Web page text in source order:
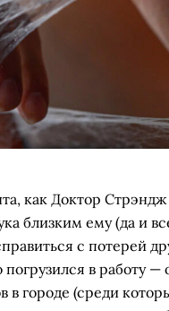
как Доктор
близким ему (да и
с потерей
в работу —
в городе (среди